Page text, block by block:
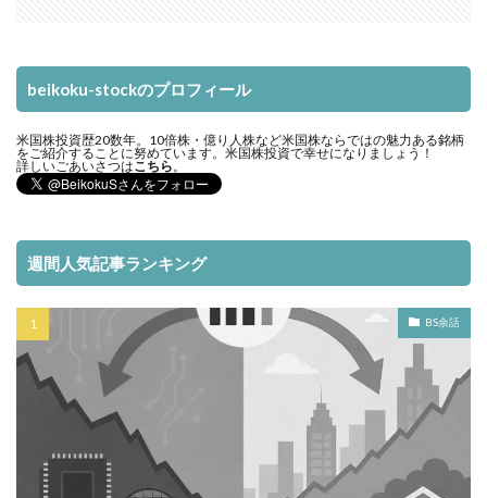
beikoku-stockのプロフィール
米国株投資歴20数年。10倍株・億り人株など米国株ならではの魅力ある銘柄
をご紹介することに努めています。米国株投資で幸せになりましょう！
詳しいごあいさつはこちら 。
週間人気記事ランキング
BS余話